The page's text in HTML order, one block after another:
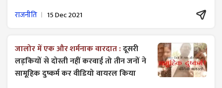
राजनीति 15 Dec 2021
जालोर में एक और शर्मनाक वारदात :दूसरी
लड़कियों से दोस्ती नहीं करवाई तो तीन जनों ने
सामूहिक दुष्कर्म कर वीडियो वायरल किया